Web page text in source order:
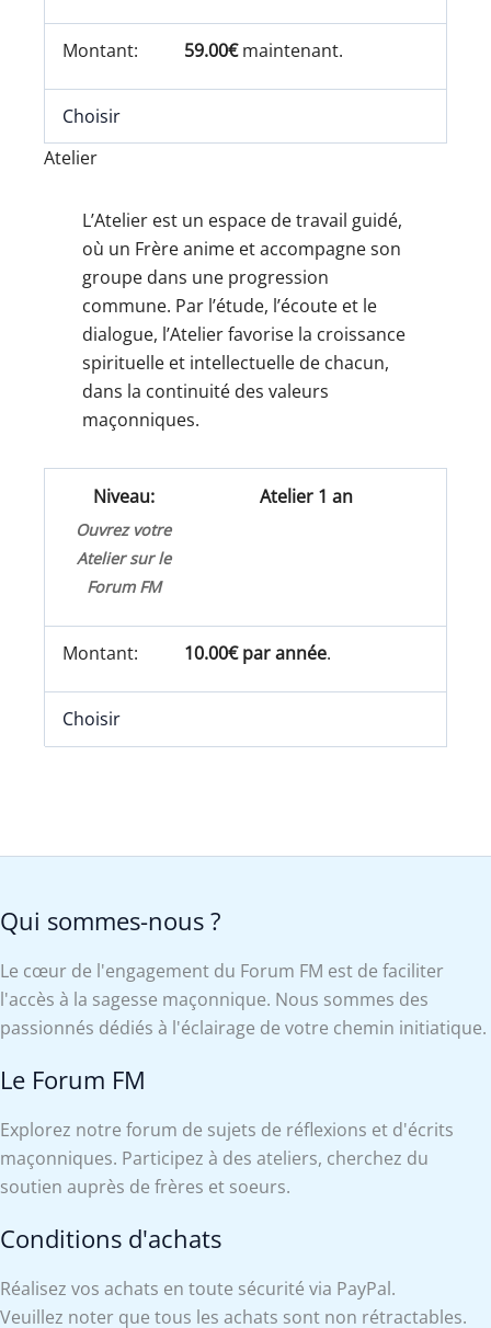
59.00€maintenant.
Choisir
Atelier
L’Atelier est un espace de travail guidé,
où un Frère anime et accompagne son
groupe dans une progression
commune. Par l’étude, l’écoute et le
dialogue, l’Atelier favorise la croissance
spirituelle et intellectuelle de chacun,
dans la continuité des valeurs
maçonniques.
Atelier 1 an
Ouvrez votre
Atelier sur le
Forum FM
10.00€ par année.
Choisir
Qui sommes-nous ?
Le cœur de l'engagement du Forum FM est de faciliter
l'accès à la sagesse maçonnique. Nous sommes des
passionnés dédiés à l'éclairage de votre chemin initiatique.
Le Forum FM
Explorez notre forum de sujets de réflexions et d'écrits
maçonniques. Participez à des ateliers, cherchez du
soutien auprès de frères et soeurs.
Conditions d'achats
Réalisez vos achats en toute sécurité via PayPal.
Veuillez noter que tous les achats sont non rétractables.